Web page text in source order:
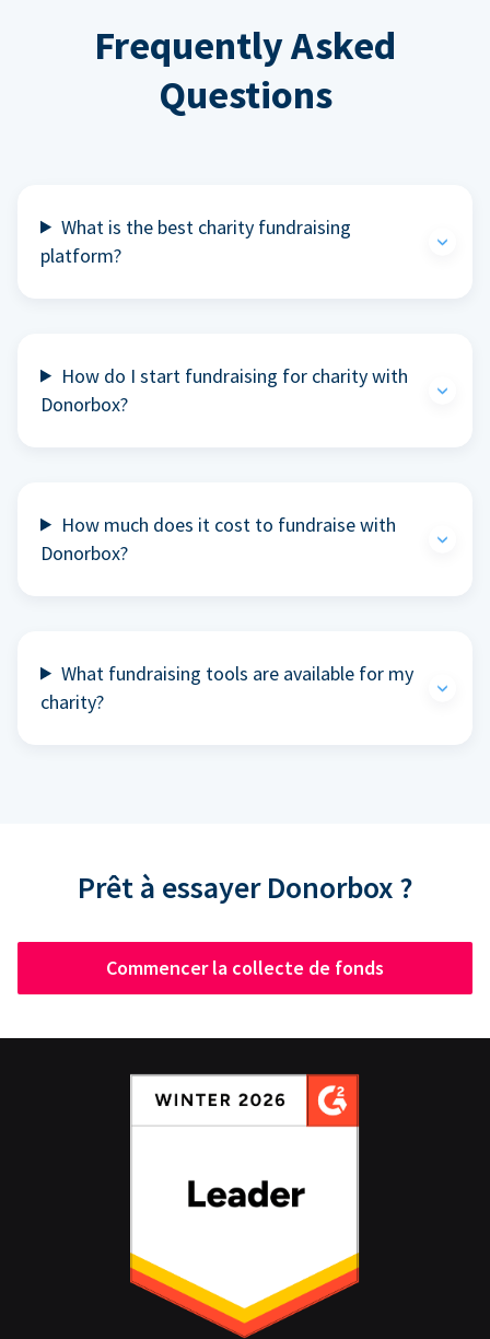
Frequently Asked
Questions
What is the best charity fundraising
platform?
How do I start fundraising for charity with
Donorbox?
How much does it cost to fundraise with
Donorbox?
What fundraising tools are available for my
charity?
Prêt à essayer Donorbox ?
Commencer la collecte de fonds